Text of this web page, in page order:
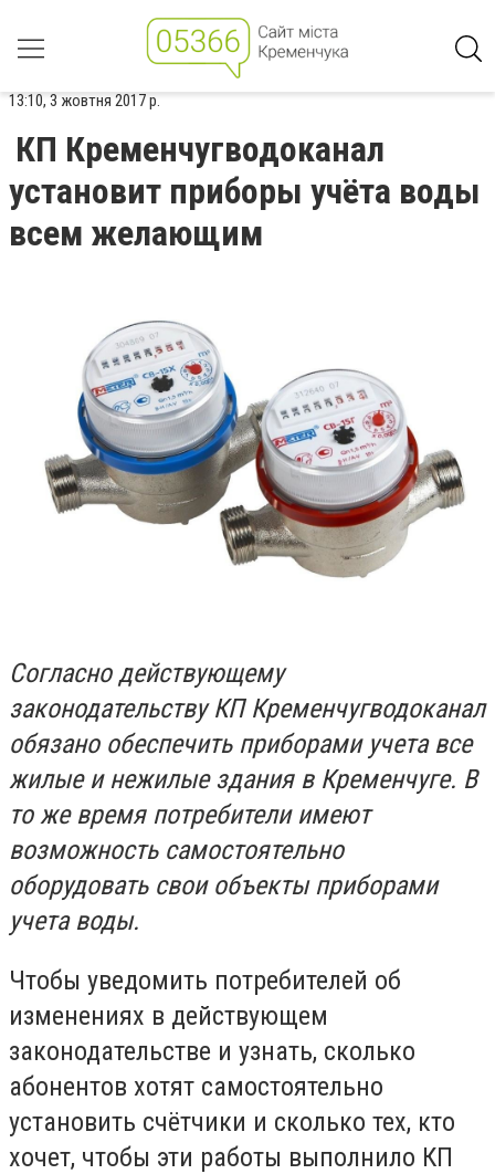
13:10, 3 жовтня 2017 р.
КП Кременчугводоканал
установит приборы учёта воды
всем желающим
Согласно действующему
законодательству КП Кременчугводоканал
обязано обеспечить приборами учета все
жилые и нежилые здания в Кременчуге. В
то же время потребители имеют
возможность самостоятельно
оборудовать свои объекты приборами
учета воды.
Чтобы уведомить потребителей об
изменениях в действующем
законодательстве и узнать, сколько
абонентов хотят самостоятельно
установить счётчики и сколько тех, кто
хочет, чтобы эти работы выполнило КП